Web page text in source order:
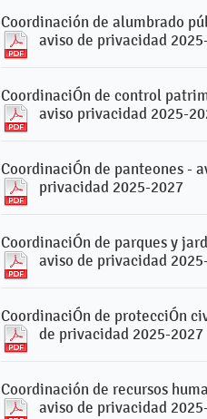
Coordinación de alumbrado
aviso de privacidad
CoordinaciÓn de control
aviso privacidad 2025-
CoordinaciÓn de panteones -
privacidad 2025-2027
CoordinaciÓn de parques y
aviso de privacidad
CoordinaciÓn de protecciÓn
de privacidad 2025-2027
Coordinación de recursos
aviso de privacidad